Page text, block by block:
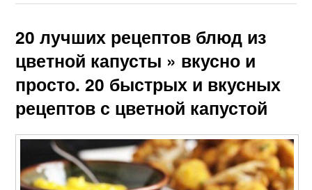
20 лучших рецептов блюд из
цветной капусты » вкусно и
просто. 20 быстрых и вкусных
рецептов с цветной капустой